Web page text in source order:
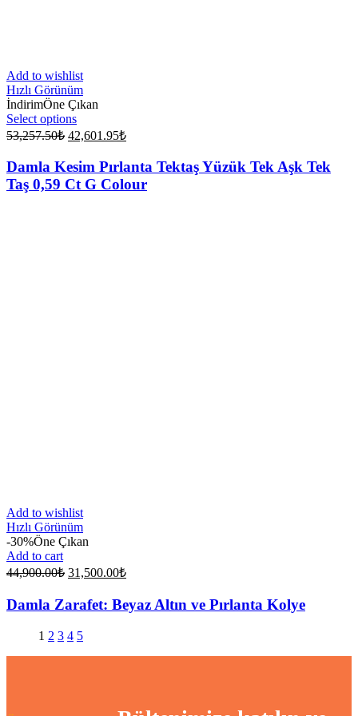
Add to wishlist
Hızlı Görünüm
İndirimÖne Çıkan
Select options
53,257.50₺ Original
was:
53,257.50₺.
42,601.95₺Current
42,601.95₺.
Damla Kesim Pırlanta Tektaş Yüzük Tek Aşk Tek
Taş 0,59 Ct G Colour
Add to wishlist
Hızlı Görünüm
-30%Öne Çıkan
Add to cart
44,900.00₺ Original
was:
44,900.00₺.
31,500.00₺Current
31,500.00₺.
Damla Zarafet: Beyaz Altın ve Pırlanta Kolye
1 2 3 4 5